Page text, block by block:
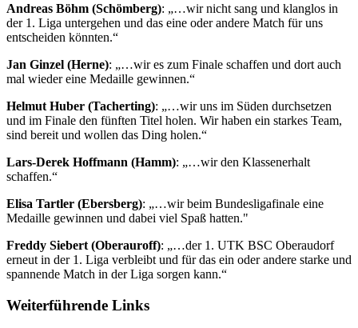
Andreas Böhm (Schömberg): „…wir nicht sang und klanglos in
der 1. Liga untergehen und das eine oder andere Match für uns
entscheiden könnten.“
Jan Ginzel (Herne): „…wir es zum Finale schaffen und dort auch
mal wieder eine Medaille gewinnen.“
Helmut Huber (Tacherting): „…wir uns im Süden durchsetzen
und im Finale den fünften Titel holen. Wir haben ein starkes Team,
sind bereit und wollen das Ding holen.“
Lars-Derek Hoffmann (Hamm): „…wir den Klassenerhalt
schaffen.“
Elisa Tartler (Ebersberg): „…wir beim Bundesligafinale eine
Medaille gewinnen und dabei viel Spaß hatten."
Freddy Siebert (Oberauroff): „…der 1. UTK BSC Oberaudorf
erneut in der 1. Liga verbleibt und für das ein oder andere starke und
spannende Match in der Liga sorgen kann.“
Weiterführende Links